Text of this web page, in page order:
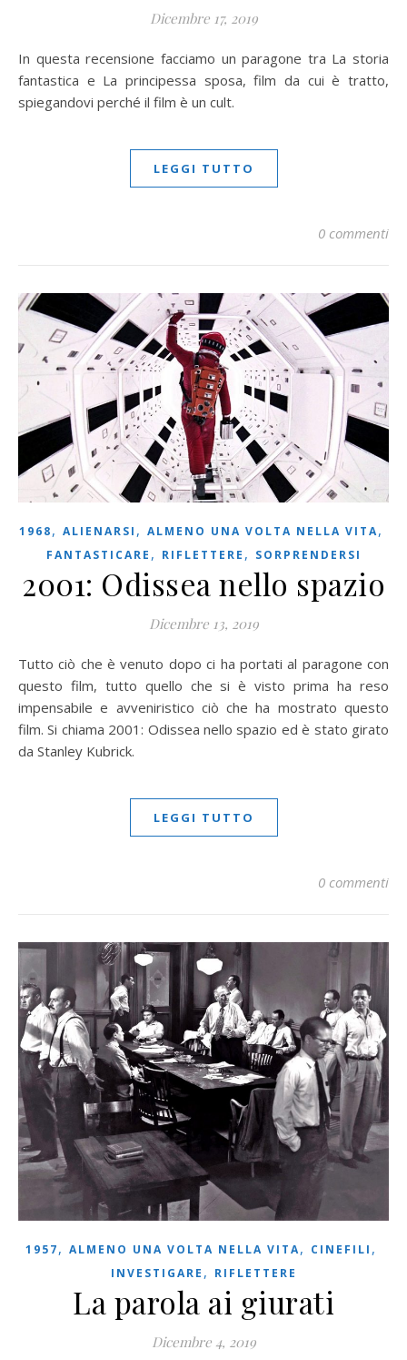
Dicembre 17, 2019
In questa recensione facciamo un paragone tra La storia
fantastica e La principessa sposa, film da cui è tratto,
spiegandovi perché il film è un cult.
LEGGI TUTTO
0 commenti
1968, ALIENARSI , ALMENO UNA VOLTA NELLA VITA,
FANTASTICARE , RIFLETTERE , SORPRENDERSI
2001: Odissea nello spazio
Dicembre 13, 2019
Tutto ciò che è venuto dopo ci ha portati al paragone con
questo film, tutto quello che si è visto prima ha reso
impensabile e avveniristico ciò che ha mostrato questo
film. Si chiama 2001: Odissea nello spazio ed è stato girato
da Stanley Kubrick.
LEGGI TUTTO
0 commenti
1957, ALMENO UNA VOLTA NELLA VITA, CINEFILI ,
INVESTIGARE , RIFLETTERE
La parola ai giurati
Dicembre 4, 2019